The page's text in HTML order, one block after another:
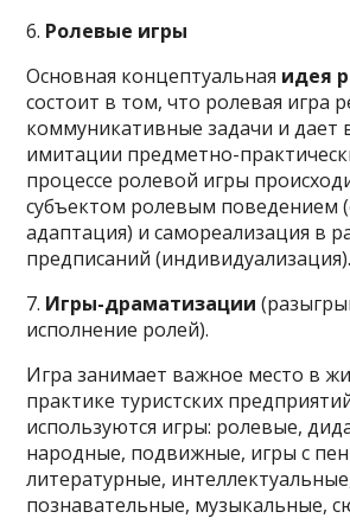
6. Ролевые игры
Основная концептуальная идея
состоит в том, что ролевая игра
коммуникативные задачи и дает
имитации предметно-
процессе ролевой игры
субъектом ролевым поведением
адаптация) и самореализация в
предписаний (индивидуализация).
7. Игры-драматизации
исполнение ролей).
Игра занимает важное место в
практике туристских
используются игры: ролевые,
народные, подвижные, игры с
литературные,
познавательные, музыкальные,